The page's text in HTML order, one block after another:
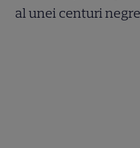
al unei centuri